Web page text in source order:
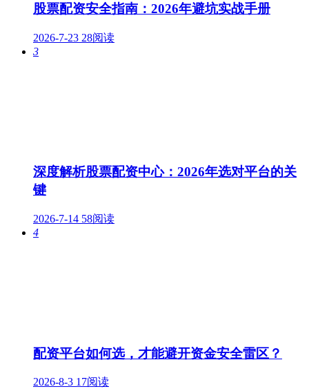
股票配资安全指南：2026年避坑实战手册
2026-7-23 28阅读
3
深度解析股票配资中心：2026年选对平台的关
键
2026-7-14 58阅读
4
配资平台如何选，才能避开资金安全雷区？
2026-8-3 17阅读